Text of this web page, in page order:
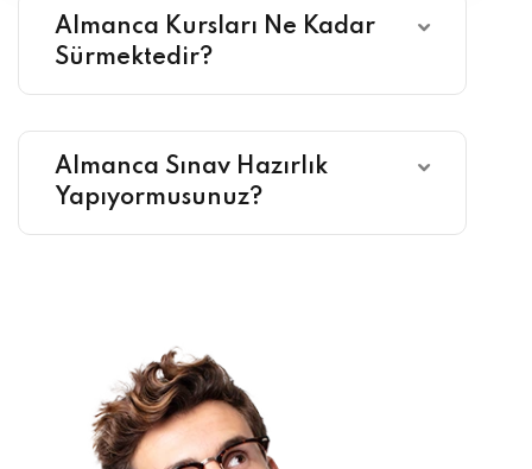
Almanca Kursları Ne Kadar
Sürmektedir?
Almanca Sınav Hazırlık
Yapıyormusunuz?